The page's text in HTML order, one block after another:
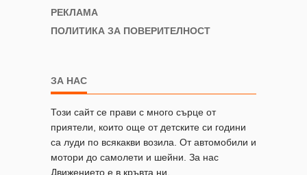
РЕКЛАМА
ПОЛИТИКА ЗА ПОВЕРИТЕЛНОСТ
ЗА НАС
Този сайт се прави с много сърце от
приятели, които още от детските си години
са луди по всякакви возила. От автомобили и
мотори до самолети и шейни. За нас
Движението е в кръвта ни.